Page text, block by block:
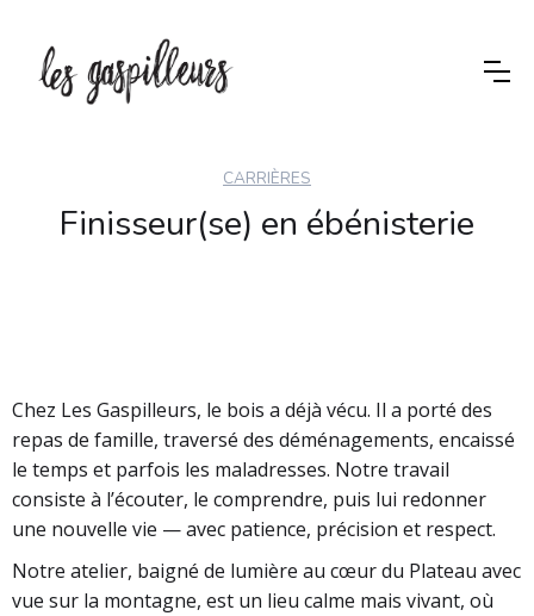
CARRIÈRES
Finisseur(se) en ébénisterie
Chez Les Gaspilleurs, le bois a déjà vécu. Il a porté des
repas de famille, traversé des déménagements, encaissé
le temps et parfois les maladresses. Notre travail
consiste à l’écouter, le comprendre, puis lui redonner
une nouvelle vie — avec patience, précision et respect.
Notre atelier, baigné de lumière au cœur du Plateau avec
vue sur la montagne, est un lieu calme mais vivant, où